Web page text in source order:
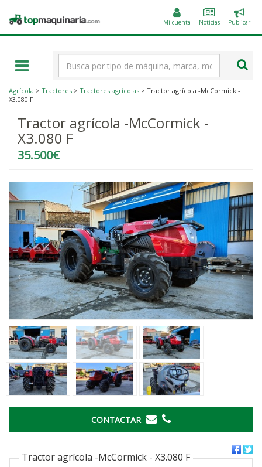
Topmaquinaria.com Mi cuenta Noticias
un
Publicar
Agrícola > Tractores > Tractores agrícolas > Tractor agrícola -McCormick -
X3.080 F
Tractor agrícola -McCormick -
X3.080 F
35.500€
‹ ›
CONTACTAR
Tractor agrícola -McCormick - X3.080 F